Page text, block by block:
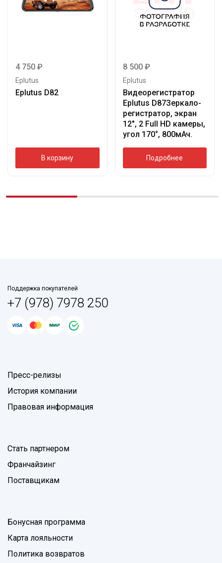
4 750 ₽
Eplutus
Eplutus D82
В корзину
8 500 ₽
Eplutus
Видеорегистратор
Eplutus D87Зеркало-
регистратор, экран
12″, 2 Full HD камеры,
угол 170°, 800мАч.
Подробнее
Поддержка покупателей
+7 (978) 7978 250
Пресс-релизы
История компании
Правовая информация
Стать партнером
Франчайзинг
Поставщикам
Бонусная программа
Карта лояльности
Политика возвратов